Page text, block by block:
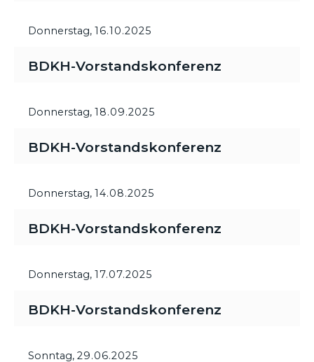
Donnerstag, 16.10.2025
BDKH-Vorstandskonferenz
Donnerstag, 18.09.2025
BDKH-Vorstandskonferenz
Donnerstag, 14.08.2025
BDKH-Vorstandskonferenz
Donnerstag, 17.07.2025
BDKH-Vorstandskonferenz
Sonntag, 29.06.2025